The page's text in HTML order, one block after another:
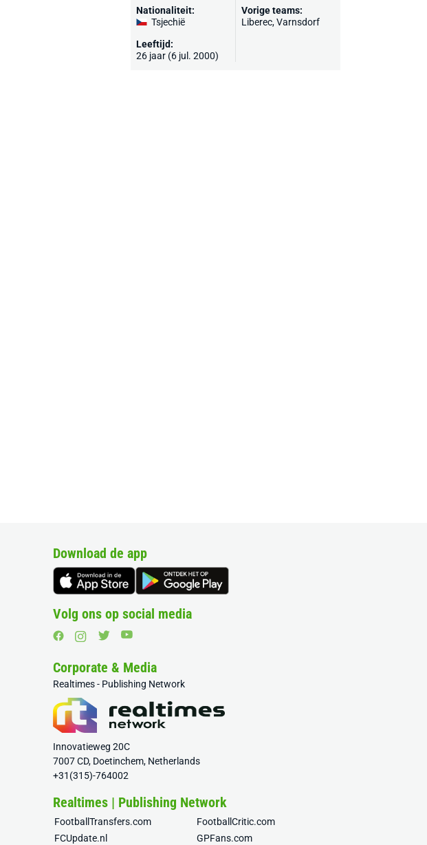
Nationaliteit:
Tsjechië
Leeftijd:
26 jaar (6 jul. 2000)
Vorige teams:
Liberec, Varnsdorf
Download de app
Volg ons op social media
Corporate & Media
Realtimes - Publishing Network
Innovatieweg 20C
7007 CD, Doetinchem, Netherlands
+31(315)-764002
Realtimes | Publishing Network
FootballTransfers.com
FootballCritic.com
FCUpdate.nl
GPFans.com